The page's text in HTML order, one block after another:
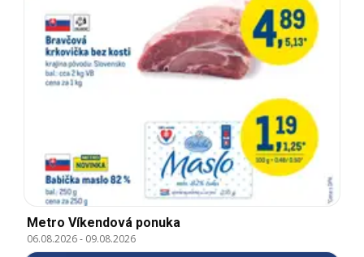
Metro Víkendová ponuka
06.08.2026- 09.08.2026